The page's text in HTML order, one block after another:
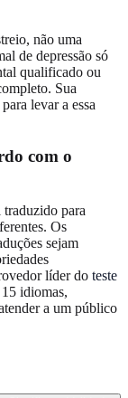
não uma
de depressão só
qualificado ou
Sua
levar a essa
com o
para
Os
sejam
líder do teste
idiomas,
a um público